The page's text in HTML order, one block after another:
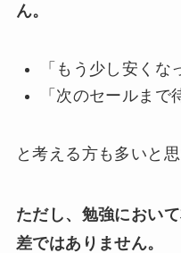
ん。
「もう少し安くな
「次のセールまで
と考える方も多いと思
ただし、勉強におい
差ではありません。